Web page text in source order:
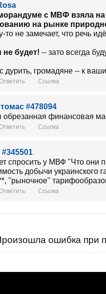
с МВФ взяла
на рынке
то не замечает, что речь
не будет! -- зато всегда
дурить, громадяне -- к
Ссылка
#478094
обрезанная финансовая
Ссылка
спросить у МВФ "Что
добычи
"рыночное"
Ссылка
ошибка при